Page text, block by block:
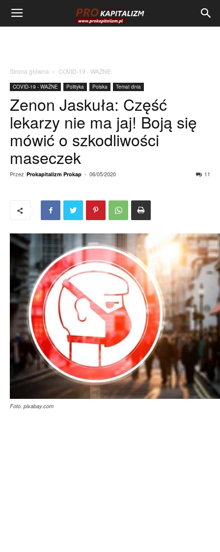
Strona główna COVID-19 - WAŻNE
COVID-19 - WAŻNE Polityka Polska Temat dnia
Zenon Jaskuła: Część
lekarzy nie ma jaj! Boją się
mówić o szkodliwości
maseczek
Przez Prokapitalizm Prokap - 06/05/2020 11
Foto. pixabay.com